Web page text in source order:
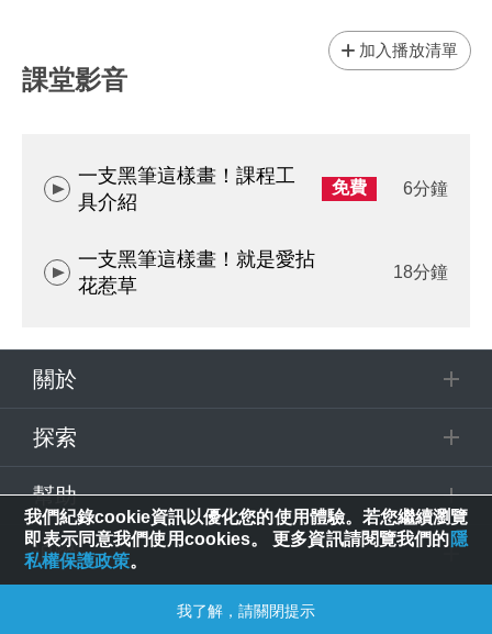
課堂影音
加入播放清單
一支黑筆這樣畫！課程工
具介紹
免費 6分鐘
一支黑筆這樣畫！就是愛拈
花惹草
18分鐘
關於
探索
幫助
追蹤
© 2025 Spring House Entertainment Tech. Inc. All Rights Reserved.
我們紀錄cookie資訊以優化您的使用體驗。若您繼續瀏覽
即表示同意我們使用cookies。 更多資訊請閱覽我們的隱
私權保護政策。
我了解，請關閉提示